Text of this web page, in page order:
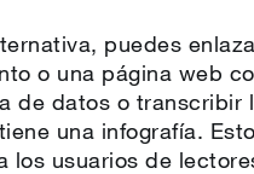
puedes
o una página web
de datos o transcribir
una infografía.
los usuarios de